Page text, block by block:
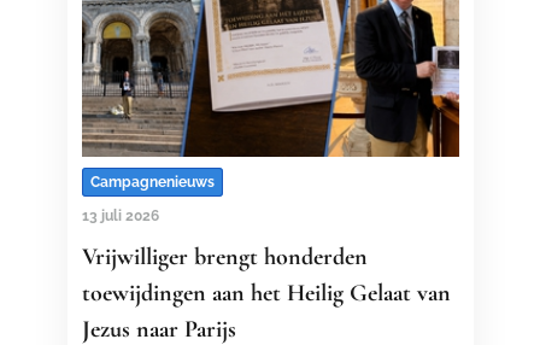
Campagnenieuws
13 juli 2026
Vrijwilliger brengt honderden
toewijdingen aan het Heilig Gelaat van
Jezus naar Parijs